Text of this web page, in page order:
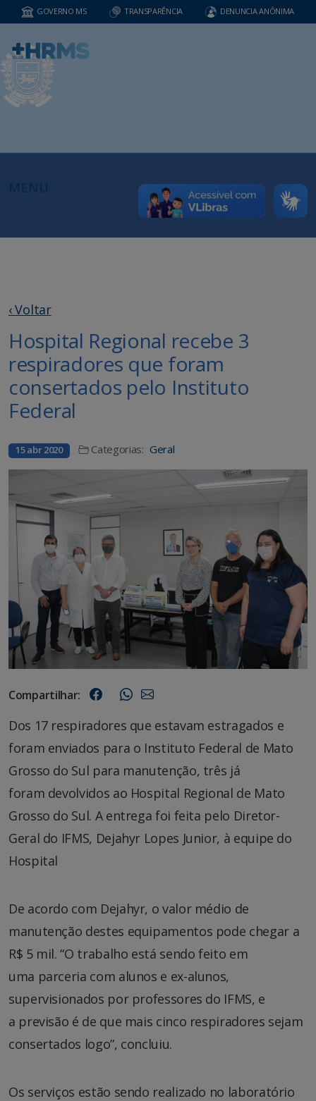
GOVERNO MS TRANSPARÊNCIA DENUNCIA ANÔNIMA
‹ Voltar
Hospital Regional recebe 3
respiradores que foram
consertados pelo Instituto
Federal
15 abr 2020 Categorias: Geral
Compartilhar:
Dos 17 respiradores que estavam estragados e
foram enviados para o Instituto Federal de Mato
Grosso do Sul para manutenção, três já
foram devolvidos ao Hospital Regional de Mato
Grosso do Sul. A entrega foi feita pelo Diretor-
Geral do IFMS, Dejahyr Lopes Junior, à equipe do
Hospital
De acordo com Dejahyr, o valor médio de
manutenção destes equipamentos pode chegar a
R$ 5 mil. “O trabalho está sendo feito em
uma parceria com alunos e ex-alunos,
supervisionados por professores do IFMS, e
a previsão é de que mais cinco respiradores sejam
consertados logo”, concluiu.
Os serviços estão sendo realizado no laboratório